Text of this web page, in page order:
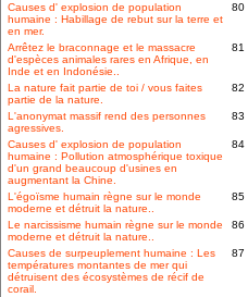
Causes d' explosion de population
humaine : Habillage de rebut sur la terre et
en mer.
80
Arrêtez le braconnage et le massacre
d'espèces animales rares en Afrique, en
Inde et en Indonésie..
81
La nature fait partie de toi / vous faites
partie de la nature.
82
L'anonymat massif rend des personnes
agressives.
83
Causes d' explosion de population
humaine : Pollution atmosphérique toxique
d'un grand beaucoup d'usines en
augmentant la Chine.
84
L'égoïsme humain règne sur le monde
moderne et détruit la nature..
85
Le narcissisme humain règne sur le monde
moderne et détruit la nature..
86
Causes de surpeuplement humaine : Les
températures montantes de mer qui
détruisent des écosystèmes de récif de
corail.
87